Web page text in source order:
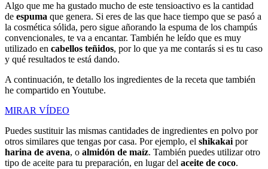
Algo que me ha gustado mucho de este tensioactivo es la cantidad
de espuma que genera. Si eres de las que hace tiempo que se pasó a
la cosmética sólida, pero sigue añorando la espuma de los champús
convencionales, te va a encantar. También he leído que es muy
utilizado en cabellos teñidos, por lo que ya me contarás si es tu caso
y qué resultados te está dando.
A continuación, te detallo los ingredientes de la receta que también
he compartido en Youtube.
MIRAR VÍDEO
Puedes sustituir las mismas cantidades de ingredientes en polvo por
otros similares que tengas por casa. Por ejemplo, el shikakai por
harina de avena, o almidón de maíz. También puedes utilizar otro
tipo de aceite para tu preparación, en lugar del aceite de coco.